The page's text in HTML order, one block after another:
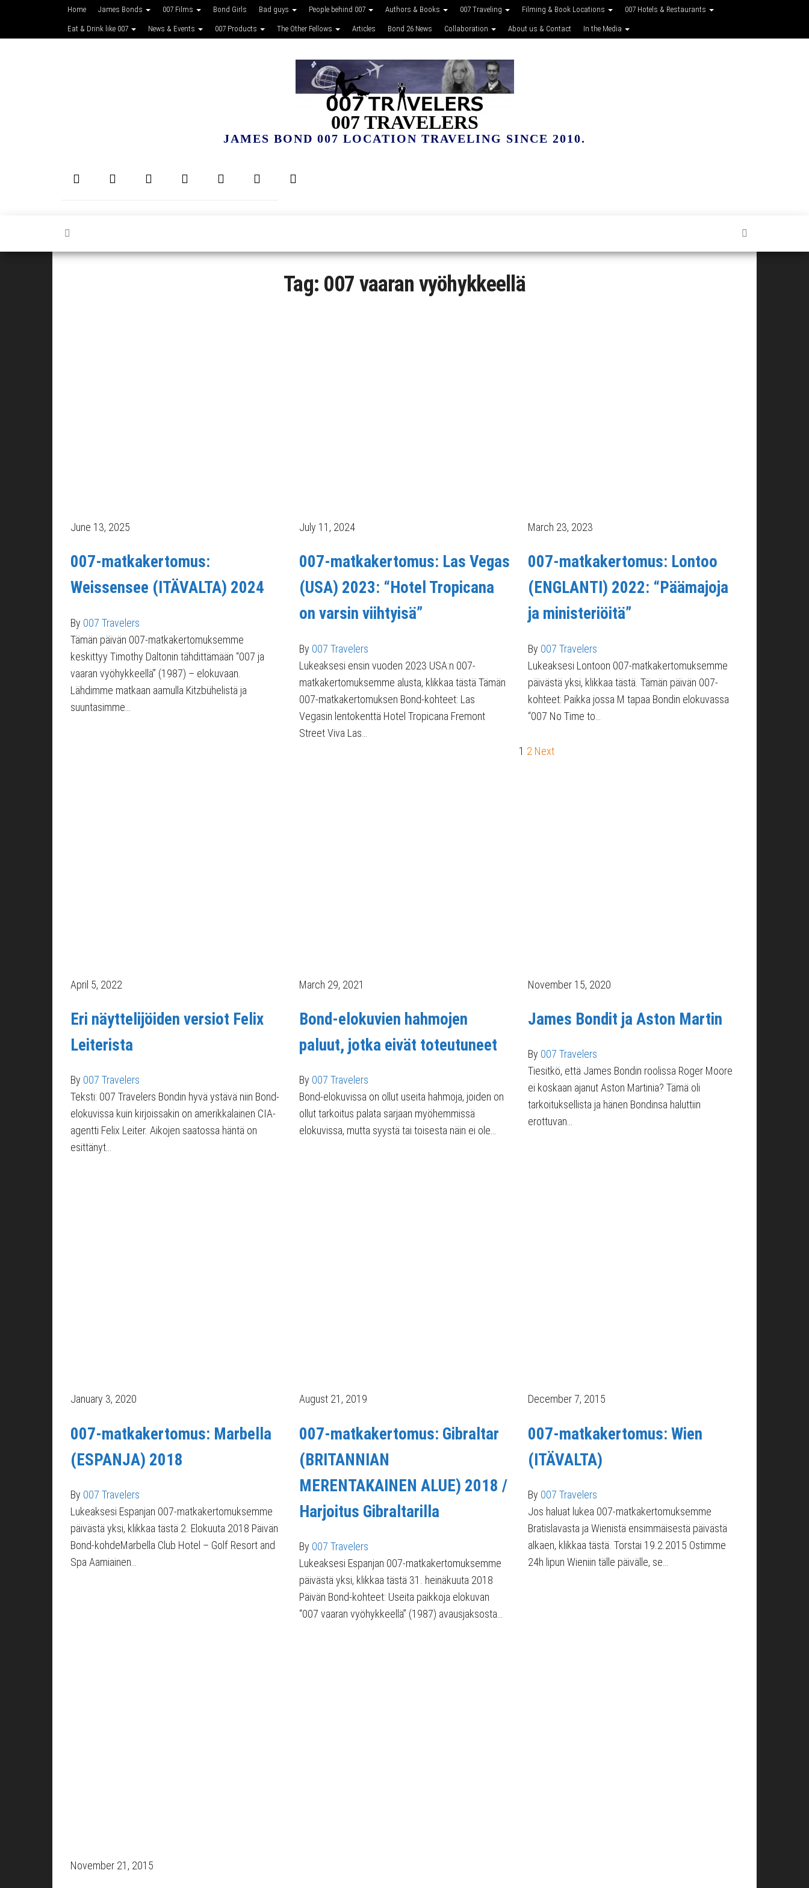
Home James Bonds 007 Films Bond Girls Bad guys People behind 007 Authors & Books 007 Traveling Filming & Book Locations 007 Hotels & Restaurants
Eat & Drink like 007 News & Events 007 Products The Other Fellows Articles Bond 26 News Collaboration About us & Contact In the Media
007 TRAVELERS
JAMES BOND 007 LOCATION TRAVELING SINCE 2010.
Tag: 007 vaaran vyöhykkeellä
June 13, 2025
007-matkakertomus:
Weissensee (ITÄVALTA) 2024
By 007 Travelers
Tämän päivän 007-matkakertomuksemme
keskittyy Timothy Daltonin tähdittämään “007 ja
vaaran vyöhykkeellä” (1987) – elokuvaan.
Lähdimme matkaan aamulla Kitzbühelistä ja
suuntasimme…
July 11, 2024
007-matkakertomus: Las Vegas
(USA) 2023: “Hotel Tropicana
on varsin viihtyisä”
By 007 Travelers
Lukeaksesi ensin vuoden 2023 USA:n 007-
matkakertomuksemme alusta, klikkaa tästä Tämän
007-matkakertomuksen Bond-kohteet: Las
Vegasin lentokenttä Hotel Tropicana Fremont
Street Viva Las…
March 23, 2023
007-matkakertomus: Lontoo
(ENGLANTI) 2022: “Päämajoja
ja ministeriöitä”
By 007 Travelers
Lukeaksesi Lontoon 007-matkakertomuksemme
päivästä yksi, klikkaa tästä. Tämän päivän 007-
kohteet: Paikka jossa M tapaa Bondin elokuvassa
“007 No Time to…
April 5, 2022
Eri näyttelijöiden versiot Felix
Leiterista
By 007 Travelers
Teksti: 007 Travelers Bondin hyvä ystävä niin Bond-
elokuvissa kuin kirjoissakin on amerikkalainen CIA-
agentti Felix Leiter. Aikojen saatossa häntä on
esittänyt…
March 29, 2021
Bond-elokuvien hahmojen
paluut, jotka eivät toteutuneet
By 007 Travelers
Bond-elokuvissa on ollut useita hahmoja, joiden on
ollut tarkoitus palata sarjaan myöhemmissä
elokuvissa, mutta syystä tai toisesta näin ei ole…
November 15, 2020
James Bondit ja Aston Martin
By 007 Travelers
Tiesitkö, että James Bondin roolissa Roger Moore
ei koskaan ajanut Aston Martinia? Tämä oli
tarkoituksellista ja hänen Bondinsa haluttiin
erottuvan…
January 3, 2020
007-matkakertomus: Marbella
(ESPANJA) 2018
By 007 Travelers
Lukeaksesi Espanjan 007-matkakertomuksemme
päivästä yksi, klikkaa tästä 2. Elokuuta 2018 Päivän
Bond-kohdeMarbella Club Hotel – Golf Resort and
Spa Aamiainen…
August 21, 2019
007-matkakertomus: Gibraltar
(BRITANNIAN
MERENTAKAINEN ALUE) 2018 /
Harjoitus Gibraltarilla
By 007 Travelers
Lukeaksesi Espanjan 007-matkakertomuksemme
päivästä yksi, klikkaa tästä 31. heinäkuuta 2018
Päivän Bond-kohteet: Useita paikkoja elokuvan
“007 vaaran vyöhykkeellä” (1987) avausjaksosta…
December 7, 2015
007-matkakertomus: Wien
(ITÄVALTA)
By 007 Travelers
Jos haluat lukea 007-matkakertomuksemme
Bratislavasta ja Wienistä ensimmäisestä päivästä
alkaen, klikkaa tästä. Torstai 19.2.2015 Ostimme
24h lipun Wieniin tälle päivälle, se…
November 21, 2015
1 2 Next